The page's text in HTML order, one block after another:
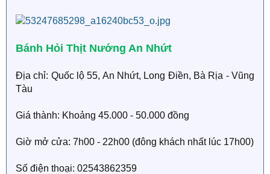
Bánh Hỏi Thịt Nướng An Nhứt
Địa chỉ: Quốc lộ 55, An Nhứt, Long Điền, Bà Rịa - Vũng
Tàu
Giá thành: Khoảng 45.000 - 50.000 đồng
Giờ mở cửa: 7h00 - 22h00 (đông khách nhất lúc 17h00)
Số điện thoại: 02543862359